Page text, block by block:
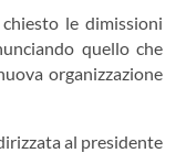
le dimissioni
quello che
organizzazione
al presidente